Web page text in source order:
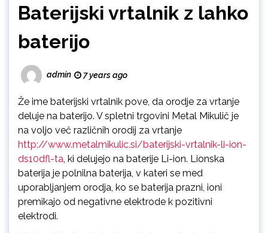
Baterijski vrtalnik z lahko
baterijo
admin 7 years ago
Že ime baterijski vrtalnik pove, da orodje za vrtanje
deluje na baterijo. V spletni trgovini Metal Mikulič je
na voljo več različnih orodij za vrtanje
http://www.metalmikulic.si/baterijski-vrtalnik-li-ion-
ds10dfl-ta, ki delujejo na baterije Li-ion. Lionska
baterija je polnilna baterija, v kateri se med
uporabljanjem orodja, ko se baterija prazni, ioni
premikajo od negativne elektrode k pozitivni
elektrodi.